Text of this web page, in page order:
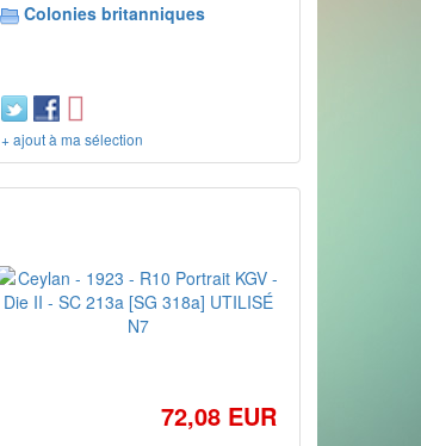
Colonies britanniques
+ ajout à ma sélection
72,08 EUR